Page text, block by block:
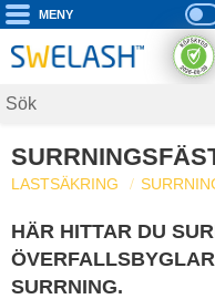
Meny
P
ri
s
s
a
LASTSÄKRING
HÄR HITTAR DU
SURRNING.